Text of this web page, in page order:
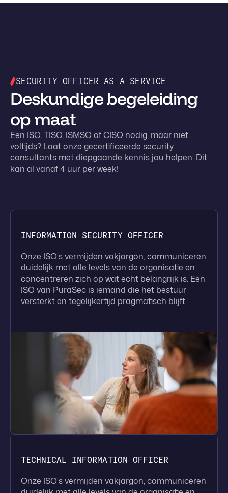
SECURITY OFFICER AS A SERVICE
Deskundige begeleiding
op maat
Een ISO, TISO, ISMSO of CISO nodig, maar niet
voltijds? Laat onze gecertificeerde security
consultants met diepgaande kennis jou helpen. Dit
kan al vanaf 4 uur per week!
INFORMATION SECURITY OFFICER
Onze ISO's vermijden vakjargon, communiceren
duidelijk met alle levels van de organisatie en
concentreren zich op wat echt belangrijk is. Een
ISO van PuraSec is iemand die het bestuur
versterkt en tegelijkertijd pragmatisch blijft.
TECHNICAL INFORMATION OFFICER
Onze ISO's vermijden vakjargon, communiceren